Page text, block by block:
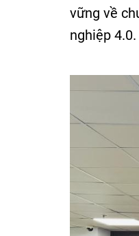
vững về
nghiệp 4.0.